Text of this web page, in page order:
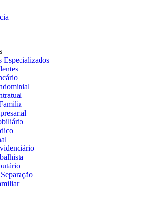
Especializados